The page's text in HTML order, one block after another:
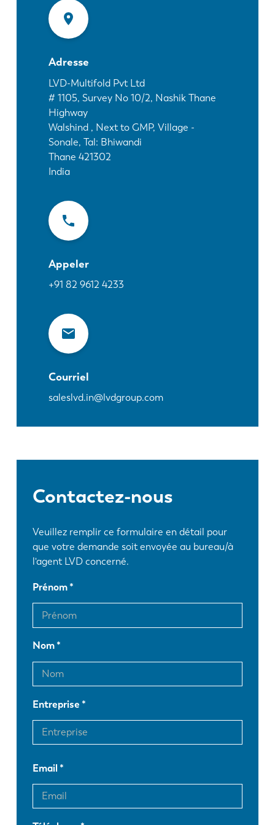
Adresse
LVD-Multifold Pvt Ltd
# 1105, Survey No 10/2, Nashik Thane
Highway
Walshind , Next to GMP, Village -
Sonale, Tal: Bhiwandi
Thane 421302
India
Appeler
+91 82 9612 4233
Courriel
saleslvd.in@lvdgroup.com
Contactez-nous
Veuillez remplir ce formulaire en détail pour
que votre demande soit envoyée au bureau/à
l'agent LVD concerné.
Prénom
Nom
Entreprise
Email
Découvrez LVD
Témoignages
Événements
Centre des ressources
Secteurs et solutions
Carrières
Contactez nous